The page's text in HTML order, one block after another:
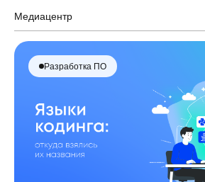
Медиацентр
Разработка ПО